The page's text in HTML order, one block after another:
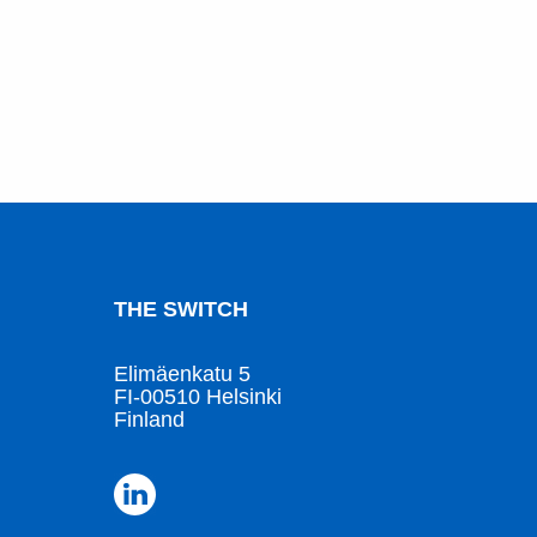
THE SWITCH
Elimäenkatu 5
FI-00510 Helsinki
Finland